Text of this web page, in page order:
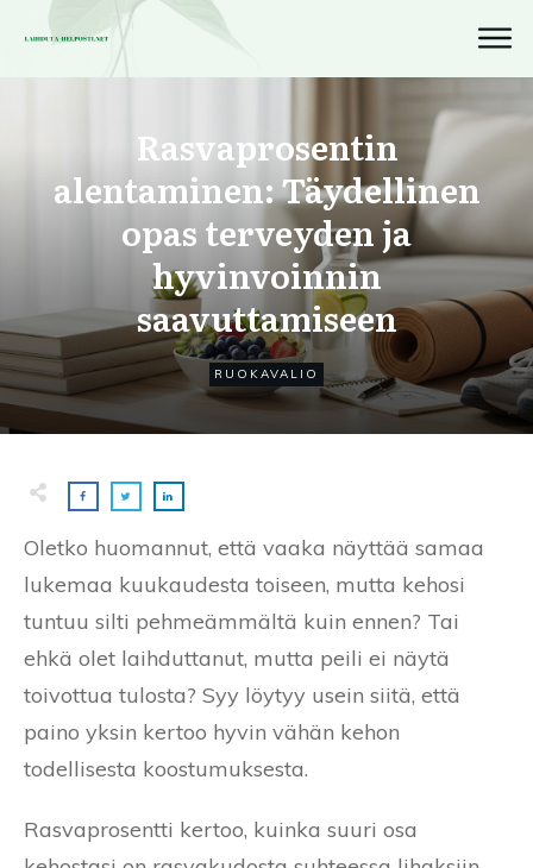
Rasvaprosentin
alentaminen: Täydellinen
opas terveyden ja
hyvinvoinnin
saavuttamiseen
RUOKAVALIO
Oletko huomannut, että vaaka näyttää samaa
lukemaa kuukaudesta toiseen, mutta kehosi
tuntuu silti pehmeämmältä kuin ennen? Tai
ehkä olet laihduttanut, mutta peili ei näytä
toivottua tulosta? Syy löytyy usein siitä, että
paino yksin kertoo hyvin vähän kehon
todellisesta koostumuksesta.
Rasvaprosentti kertoo, kuinka suuri osa